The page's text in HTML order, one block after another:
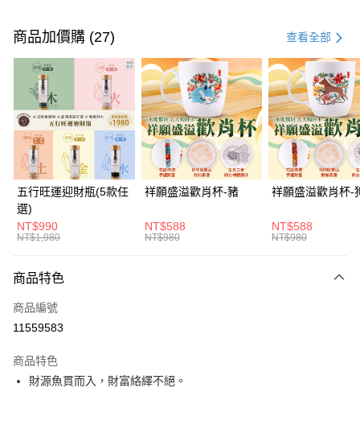
信用卡一次付款
LINE Pay
Apple Pay
街口支付
悠遊付
Google Pay
全支付
ATM付款
貨到付款
運送方式
每筆NT$120，滿NT$1,500(含以上)免運費
付款後萊爾富取貨(訂單門檻$4000以下)
商品加價購 (27) 查看全部
五行旺運迎財瓶(5款任
選)
NT$990
NT$1,980
祥願盛溢歡肖杯-豬
NT$588
NT$980
祥願盛溢歡肖杯-
NT$588
NT$980
商品特色
商品編號
11559583
商品特色
財源魚貫而入，財富絡繹不絕。